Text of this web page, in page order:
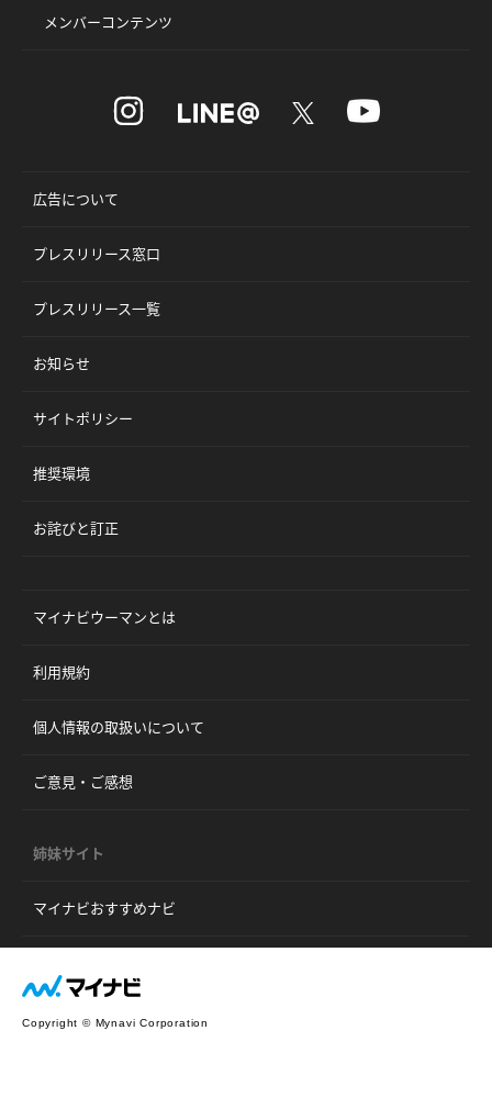
メンバーコンテンツ
広告について
プレスリリース窓口
プレスリリース一覧
お知らせ
サイトポリシー
推奨環境
お詫びと訂正
マイナビウーマンとは
利用規約
個人情報の取扱いについて
ご意見・ご感想
姉妹サイト
マイナビおすすめナビ
Copyright © Mynavi Corporation